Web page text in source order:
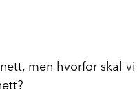
men hvorfor skal vi